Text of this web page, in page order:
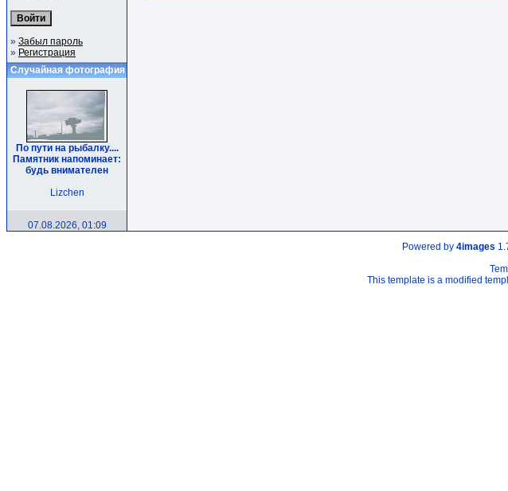
» Забыл пароль
» Регистрация
Случайная фотография
По пути на рыбалку....
Памятник напоминает:
будь внимателен
Lizchen
07.08.2026, 01:09
Powered by 4images
This template is a modified